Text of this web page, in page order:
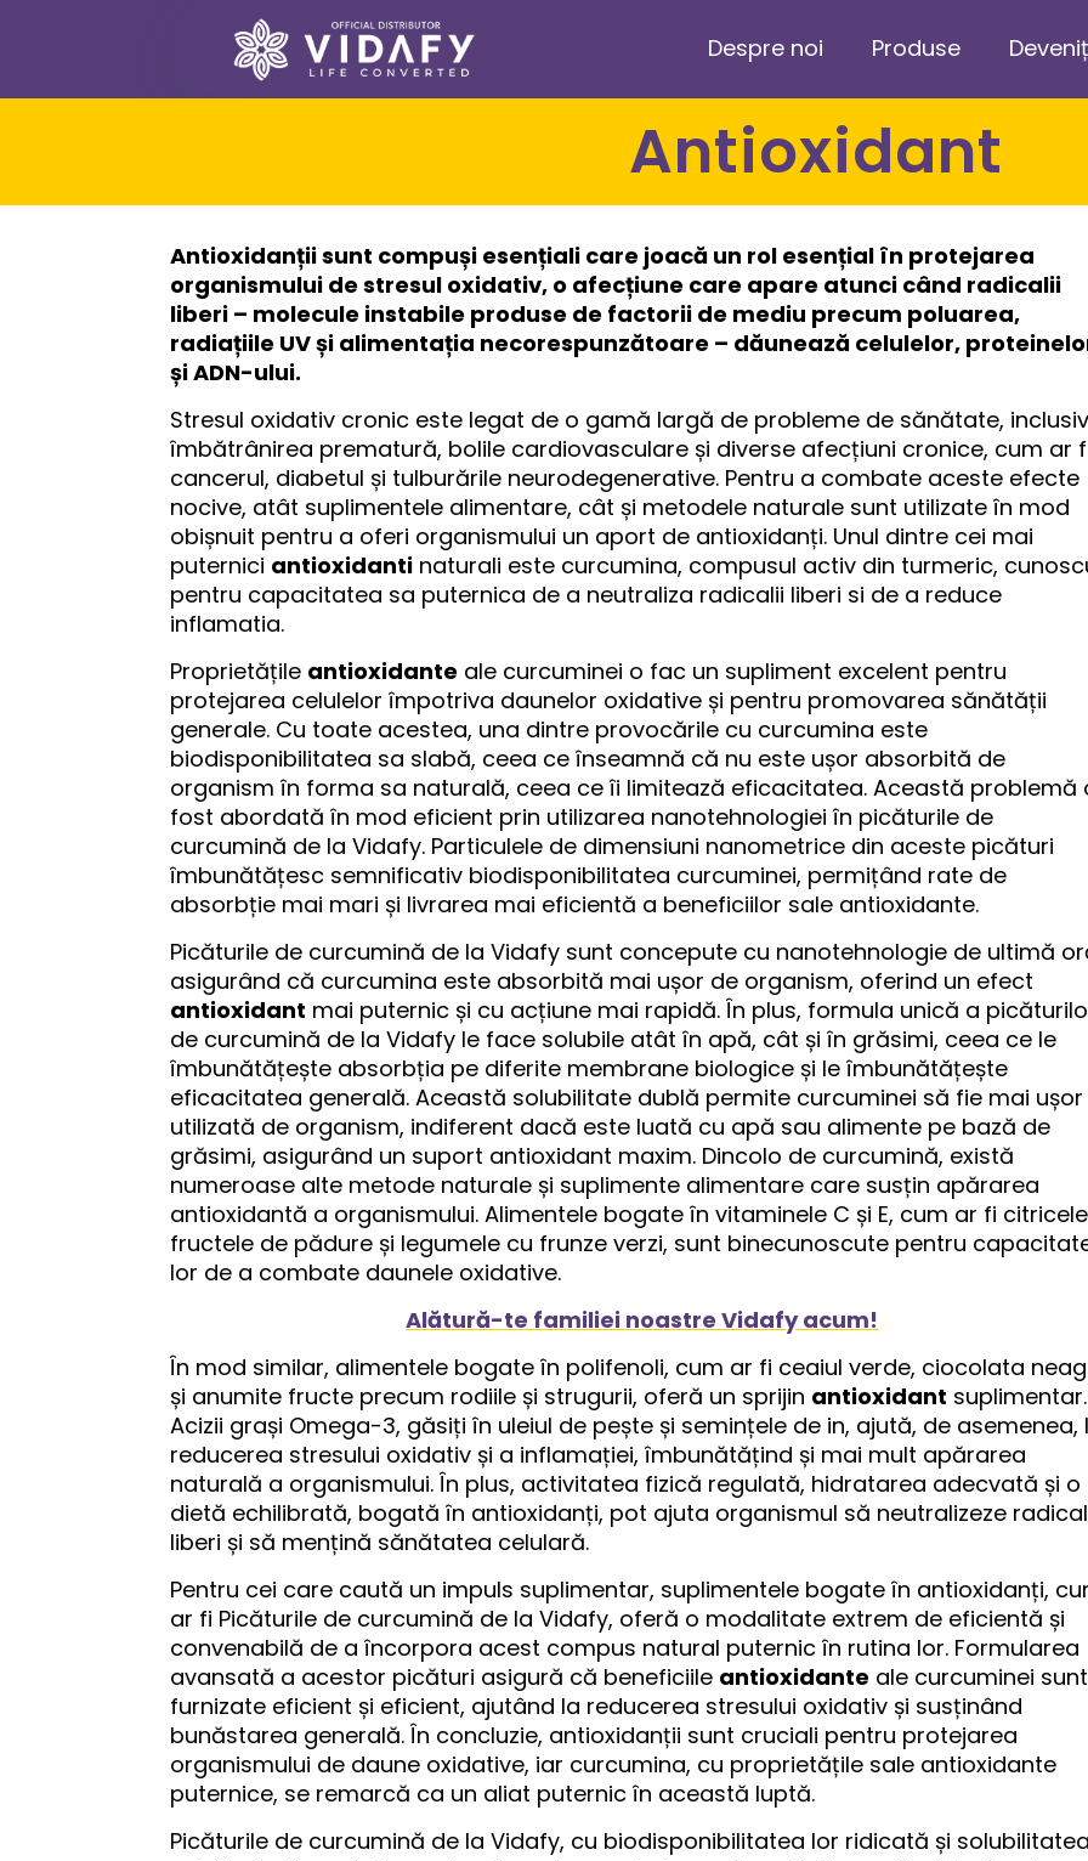
Despre noi Produse
Antioxidant
Antioxidanții sunt compuși esențiali care joacă un rol esențial în protejarea
organismului de stresul oxidativ, o afecțiune care apare atunci când radicalii
liberi – molecule instabile produse de factorii de mediu precum poluarea,
radiațiile UV și alimentația necorespunzătoare – dăunează celulelor,
și ADN-ului.
Stresul oxidativ cronic este legat de o gamă largă de probleme de sănătate, inclusiv
îmbătrânirea prematură, bolile cardiovasculare și diverse afecțiuni cronice, cum ar
cancerul, diabetul și tulburările neurodegenerative. Pentru a combate aceste efecte
nocive, atât suplimentele alimentare, cât și metodele naturale sunt utilizate în mod
obișnuit pentru a oferi organismului un aport de antioxidanți. Unul dintre cei mai
puternici antioxidantinaturali este curcumina, compusul activ din turmeric,
pentru capacitatea sa puternica de a neutraliza radicalii liberi si de a reduce
inflamatia.
Proprietățile antioxidante ale curcuminei o fac un supliment excelent pentru
protejarea celulelor împotriva daunelor oxidative și pentru promovarea sănătății
generale. Cu toate acestea, una dintre provocările cu curcumina este
biodisponibilitatea sa slabă, ceea ce înseamnă că nu este ușor absorbită de
organism în forma sa naturală, ceea ce îi limitează eficacitatea. Această problemă
fost abordată în mod eficient prin utilizarea nanotehnologiei în picăturile de
curcumină de la Vidafy. Particulele de dimensiuni nanometrice din aceste picături
îmbunătățesc semnificativ biodisponibilitatea curcuminei, permițând rate de
absorbție mai mari și livrarea mai eficientă a beneficiilor sale antioxidante.
Picăturile de curcumină de la Vidafy sunt concepute cu nanotehnologie de ultimă
asigurând că curcumina este absorbită mai ușor de organism, oferind un efect
antioxidant mai puternic și cu acțiune mai rapidă. În plus, formula unică a
de curcumină de la Vidafy le face solubile atât în ​​apă, cât și în grăsimi, ceea ce le
îmbunătățește absorbția pe diferite membrane biologice și le îmbunătățește
eficacitatea generală. Această solubilitate dublă permite curcuminei să fie mai ușor
utilizată de organism, indiferent dacă este luată cu apă sau alimente pe bază de
grăsimi, asigurând un suport antioxidant maxim. Dincolo de curcumină, există
numeroase alte metode naturale și suplimente alimentare care susțin apărarea
antioxidantă a organismului. Alimentele bogate în vitaminele C și E, cum ar fi
fructele de pădure și legumele cu frunze verzi, sunt binecunoscute pentru
lor de a combate daunele oxidative.
Alătură-te familiei noastre Vidafy acum!
În mod similar, alimentele bogate în polifenoli, cum ar fi ceaiul verde, ciocolata
și anumite fructe precum rodiile și strugurii, oferă un sprijin antioxidant suplimentar.
Acizii grași Omega-3, găsiți în uleiul de pește și semințele de in, ajută, de asemenea,
reducerea stresului oxidativ și a inflamației, îmbunătățind și mai mult apărarea
naturală a organismului. În plus, activitatea fizică regulată, hidratarea adecvată și o
dietă echilibrată, bogată în antioxidanți, pot ajuta organismul să neutralizeze
liberi și să mențină sănătatea celulară.
Pentru cei care caută un impuls suplimentar, suplimentele bogate în antioxidanți,
ar fi Picăturile de curcumină de la Vidafy, oferă o modalitate extrem de eficientă și
convenabilă de a încorpora acest compus natural puternic în rutina lor. Formularea
avansată a acestor picături asigură că beneficiile antioxidante ale curcuminei sunt
furnizate eficient și eficient, ajutând la reducerea stresului oxidativ și susținând
bunăstarea generală. În concluzie, antioxidanții sunt cruciali pentru protejarea
organismului de daune oxidative, iar curcumina, cu proprietățile sale antioxidante
puternice, se remarcă ca un aliat puternic în această luptă.
Picăturile de curcumină de la Vidafy, cu biodisponibilitatea lor ridicată și